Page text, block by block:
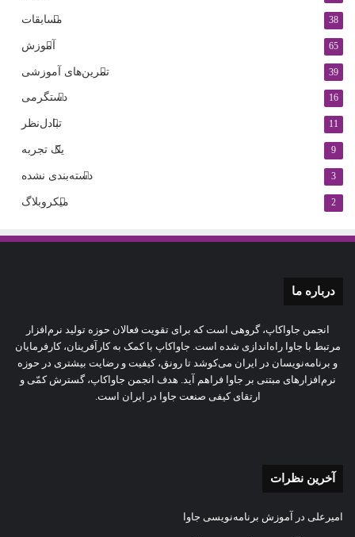
مسابقات 38
آموزش 65
تمرین‌های آموزشی 39
دستگرمی 16
تبادل‌نظر 11
یک تجربه 9
دسته‌بندی نشده 3
میکروبلاگ 2
درباره‌ ما
انجمن جاواکاپ، گروهی است که برای تقویت فعالان حوزه‌ تولید نرم‌افزار
مرتبط با جاوا راه‌اندازی شده است. جاواکاپ با کمک به کارآفرینان، کارفرمایان
و برنامه‌نویسان در ایران می‌کوشد تا رونق، کیفیت و رضایت بیشتری در حوزه‌
نرم‌افزارهای مبتنی بر جاوا فراهم آید. هدف انجمن جاواکاپ، گسترش کمّی و
ارتقای کیفی صنعت جاوا در ایران است.
آخرین نظرات
امیرعلی در آموزش برنامه‌نویسی جاوا